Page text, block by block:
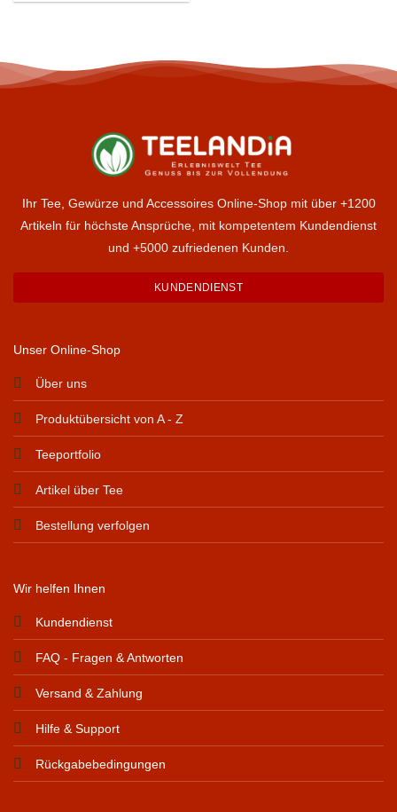
Ihr Tee, Gewürze und Accessoires Online-Shop mit über +1200
Artikeln für höchste Ansprüche, mit kompetentem Kundendienst
und +5000 zufriedenen Kunden.
KUNDENDIENST
Unser Online-Shop
Über uns
Produktübersicht von A - Z
Teeportfolio
Artikel über Tee
Bestellung verfolgen
Wir helfen Ihnen
Kundendienst
FAQ - Fragen & Antworten
Versand & Zahlung
Hilfe & Support
Rückgabebedingungen